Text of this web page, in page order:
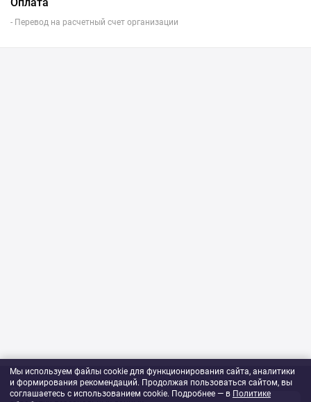
- Перевод на расчетный счет организации
277 ₽
Мы используем файлы cookie для функционирования сайта, аналитики
и формирования рекомендаций. Продолжая пользоваться сайтом, вы
соглашаетесь с использованием cookie. Подробнее — в Политике